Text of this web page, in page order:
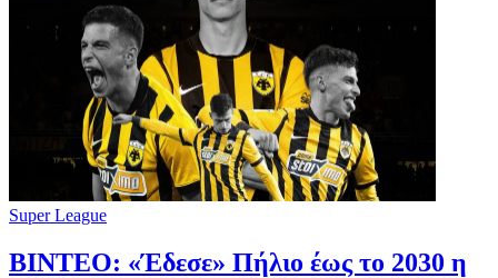
Super League
ΒΙΝΤΕΟ: «Έδεσε» Πήλιο έως το 2030 η